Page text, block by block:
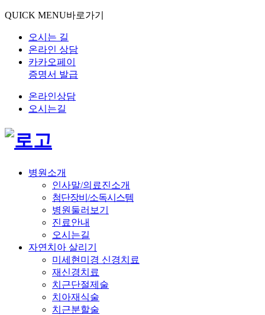
QUICK MENU바로가기
오시는 길
온라인 상담
카카오페이
증명서 발급
온라인상담
오시는길
병원소개
인사말/의료진소개
첨단장비/소독시스템
병원둘러보기
진료안내
오시는길
자연치아 살리기
미세현미경 신경치료
재신경치료
치근단절제술
치아재식술
치근분할술